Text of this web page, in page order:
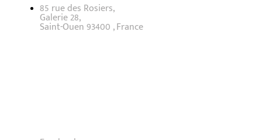
85 rue des Rosiers,
Galerie 28,
Saint-Ouen 93400 , France